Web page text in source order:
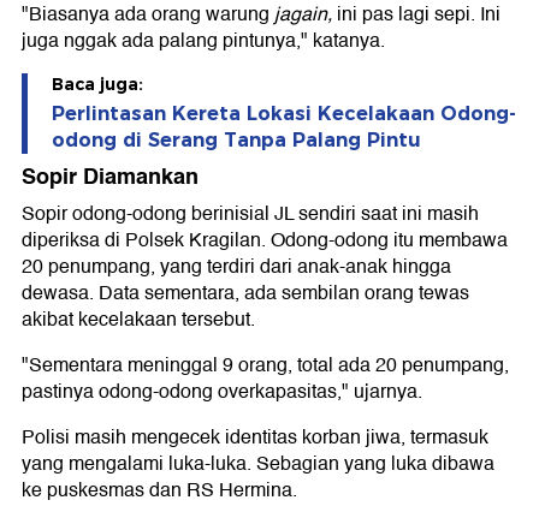
"Biasanya ada orang warungjagain,ini pas lagi sepi. Ini
juga nggak ada palang pintunya," katanya.
Baca juga:
Perlintasan Kereta Lokasi Kecelakaan Odong-
odong di Serang Tanpa Palang Pintu
Sopir Diamankan
Sopir odong-odong berinisial JL sendiri saat ini masih
diperiksa di Polsek Kragilan. Odong-odong itu membawa
20 penumpang, yang terdiri dari anak-anak hingga
dewasa. Data sementara, ada sembilan orang tewas
akibat kecelakaan tersebut.
"Sementara meninggal 9 orang, total ada 20 penumpang,
pastinya odong-odong overkapasitas," ujarnya.
Polisi masih mengecek identitas korban jiwa, termasuk
yang mengalami luka-luka. Sebagian yang luka dibawa
ke puskesmas dan RS Hermina.